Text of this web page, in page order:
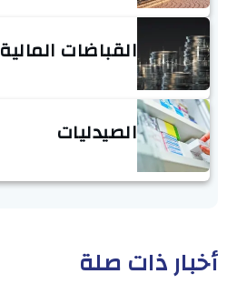
القباضات المالية
الصيدليات
أخبار ذات صلة